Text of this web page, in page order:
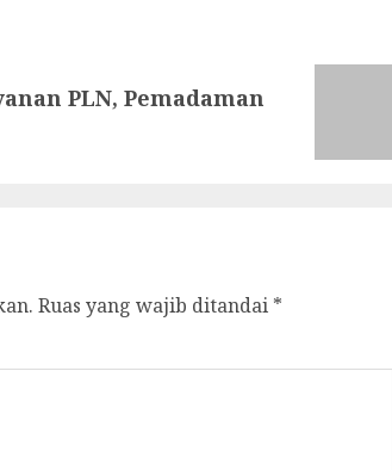
PLN, Pemadaman
Ruas yang wajib ditandai *